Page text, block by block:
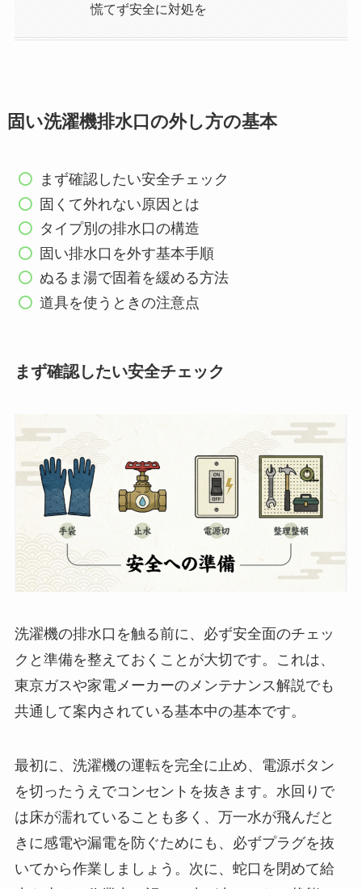
慌てず安全に対処を
固い洗濯機排水口の外し方の基本
まず確認したい安全チェック
固くて外れない原因とは
タイプ別の排水口の構造
固い排水口を外す基本手順
ぬるま湯で固着を緩める方法
道具を使うときの注意点
まず確認したい安全チェック
洗濯機の排水口を触る前に、必ず安全面のチェッ
クと準備を整えておくことが大切です。これは、
東京ガスや家電メーカーのメンテナンス解説でも
共通して案内されている基本中の基本です。
最初に、洗濯機の運転を完全に止め、電源ボタン
を切ったうえでコンセントを抜きます。水回りで
は床が濡れていることも多く、万一水が飛んだと
きに感電や漏電を防ぐためにも、必ずプラグを抜
いてから作業しましょう。次に、蛇口を閉めて給